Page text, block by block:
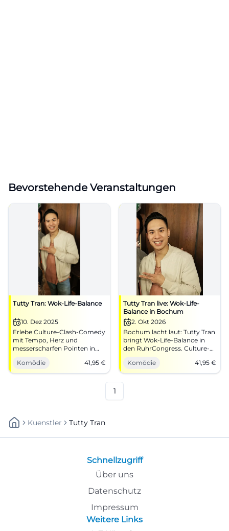
Bevorstehende Veranstaltungen
Tutty Tran: Wok-Life-Balance
10. Dez 2025
Erlebe Culture-Clash-Comedy
mit Tempo, Herz und
messerscharfen Pointen in
der Freiheitshalle Hof. Tickets
ab 41,95 € – hol dir dein Lach-
Erlebnis live vor Ort.
Komödie 41,95 €
Tutty Tran live: Wok-Life-
Balance in Bochum
2. Okt 2026
Bochum lacht laut: Tutty Tran
bringt Wok-Life-Balance in
den RuhrCongress. Culture-
Clash, Tempo und starke
Pointen am 02.10.2026 ab
41,95 €. #Comedy
Komödie 41,95 €
1
Kuenstler Tutty Tran
Schnellzugriff
Über uns
Datenschutz
Impressum
Weitere Links